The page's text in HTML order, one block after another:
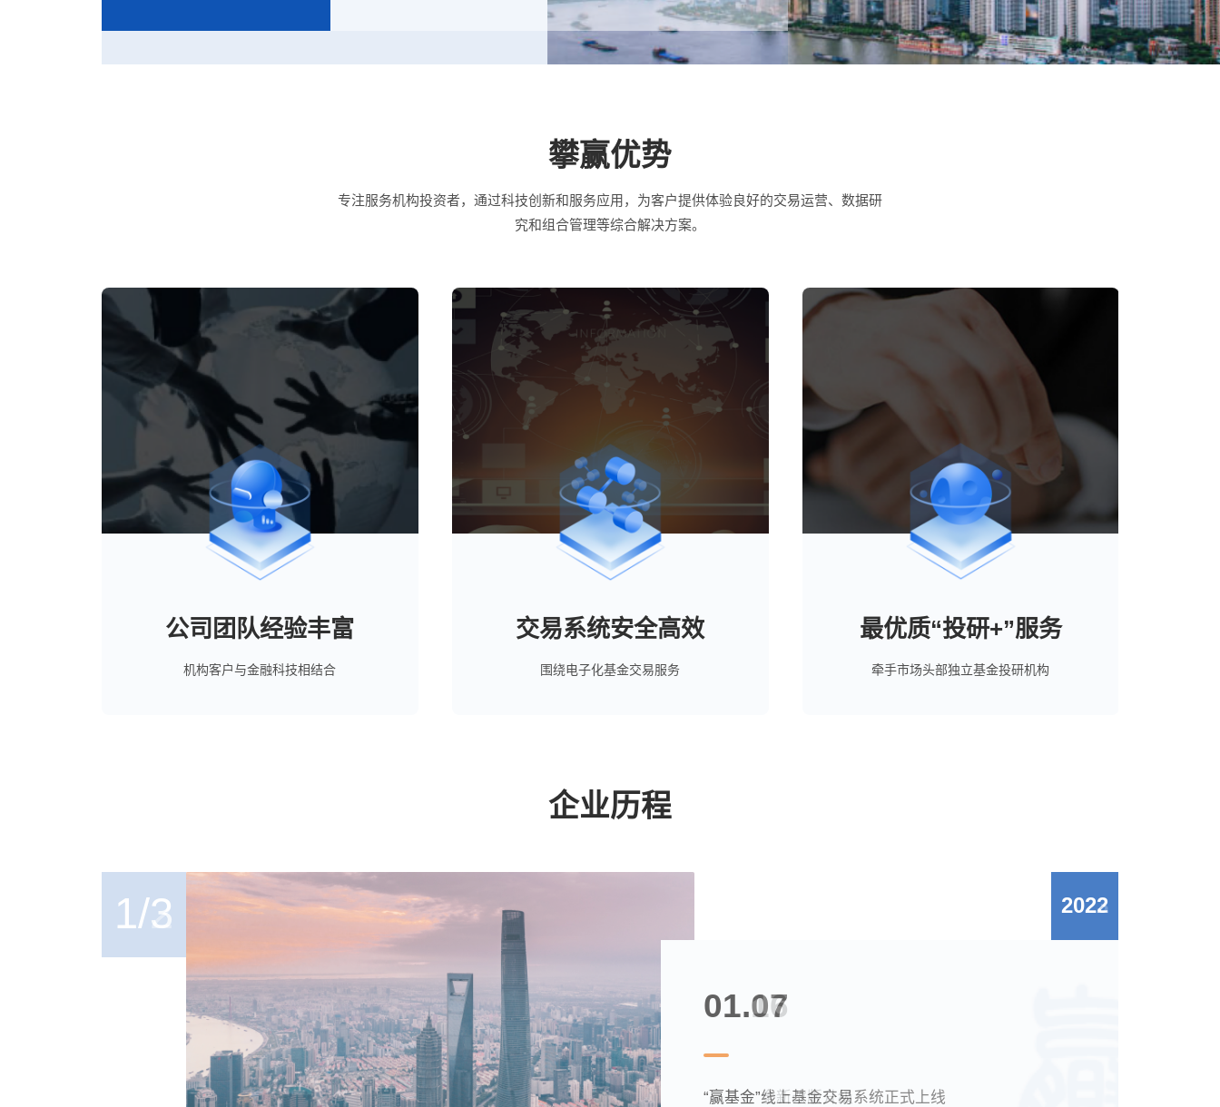
攀赢优势
专注服务机构投资者，通过科技创新和服务应用，为客户提供体验良好的交易运营、数据研
究和组合管理等综合解决方案。
公司团队经验丰富
机构客户与金融科技相结合
交易系统安全高效
围绕电子化基金交易服务
现一站式平台集成。
最优质“投研+”服务
牵手市场头部独立基金投研机构
企业历程
03.23
攀赢官网和“赢基金”网站全新上线
01.16
“赢基金”全新改版升级
1/3 2022
01.07
“赢基金”线上基金交易系统正式上线
01.03
上海攀赢基金销售有限公司成立